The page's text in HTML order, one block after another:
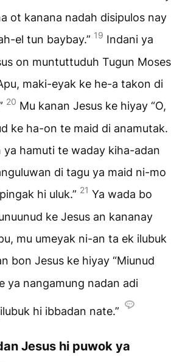
ot kanana nadah disipulos nay
el tun baybay.” 19 Indani ya
on muntuttuduh Tugun Moses
maki-eyak ke he-a takon di
20 Mu kanan Jesus ke hiyay “O,
ke ha-on te maid di anamutak.
ya hamuti te waday kiha-adan
di tagu ya maid ni-mo
hi uluk.” 21 Ya wada bo
ke Jesus an kananay
mu umeyak ni-an ta ek ilubuk
bon Jesus ke hiyay “Miunud
ya nangamung nadan adi
hi ibbadan nate.”
Jesus hi puwok ya